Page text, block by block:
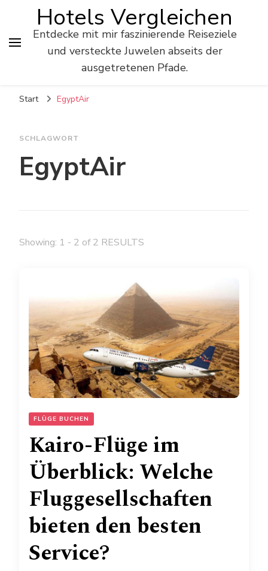
Hotels Vergleichen
Entdecke mit mir faszinierende Reiseziele
und versteckte Juwelen abseits der
ausgetretenen Pfade.
Start EgyptAir
SCHLAGWORT
EgyptAir
Showing: 1 - 2 of 2 RESULTS
FLÜGE BUCHEN
Kairo-Flüge im
Überblick: Welche
Fluggesellschaften
bieten den besten
Service?